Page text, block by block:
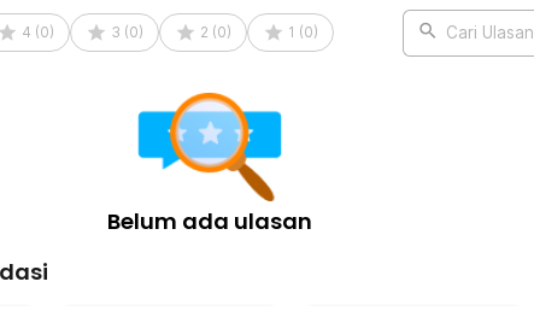
4 (0) 3 (0) 2 (0) 1 (0) Cari Ulasan
Belum ada ulasan